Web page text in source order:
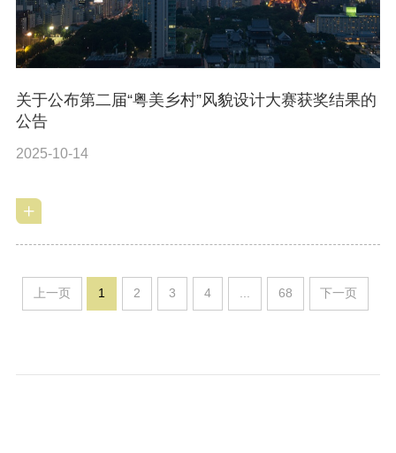
关于公布第二届“粤美乡村”风貌设计大赛获奖结果的
公告
2025-10-14
上一页 1 2 3 4 ... 68 下一页